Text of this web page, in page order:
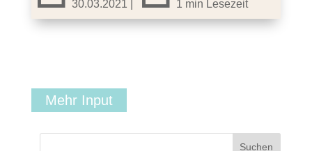
30.03.2021 1 min Lesezeit
Mehr Input